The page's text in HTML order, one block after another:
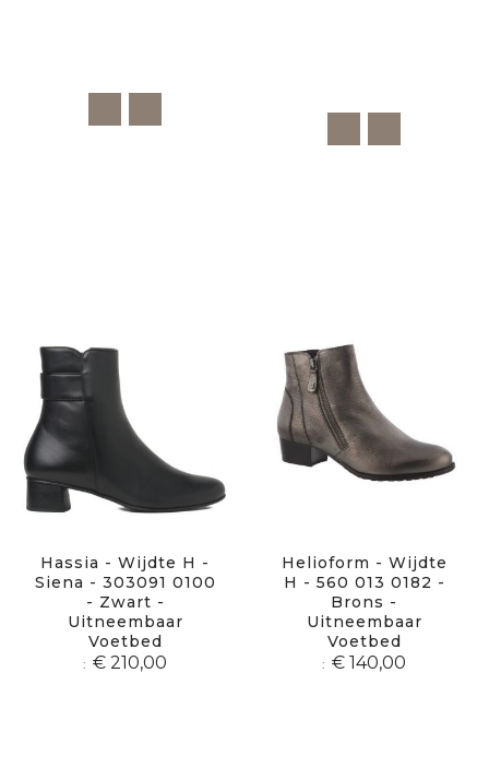
Hassia - Wijdte H -
Siena - 303091 0100
- Zwart -
Uitneembaar
Voetbed
€ 210,00
Helioform - Wijdte
H - 560 013 0182 -
Brons -
Uitneembaar
Voetbed
€ 140,00